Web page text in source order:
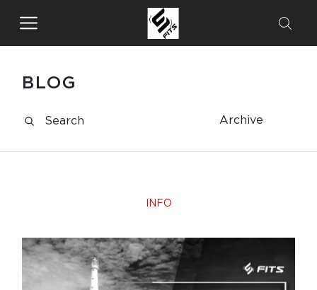
BLOG
Archive
INFO